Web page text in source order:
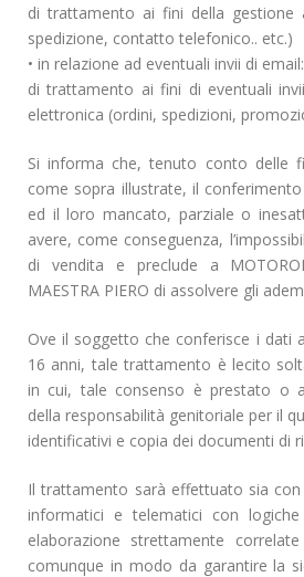
di trattamento ai fini della gestione
spedizione, contatto telefonico.. etc.)
• in relazione ad eventuali invii di email:
di trattamento ai fini di eventuali
elettronica (ordini, spedizioni,
Si informa che, tenuto conto delle
come sopra illustrate, il
ed il loro mancato, parziale o
avere, come conseguenza,
di vendita e preclude a
MAESTRA PIERO di assolvere gli
Ove il soggetto che conferisce i dati
16 anni, tale trattamento è lecito
in cui, tale consenso è prestato o
della responsabilità genitoriale per il
identificativi e copia dei documenti di
Il trattamento sarà effettuato sia
informatici e telematici con
elaborazione strettamente
comunque in modo da garantire la